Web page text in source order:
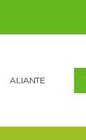
ALIANTE